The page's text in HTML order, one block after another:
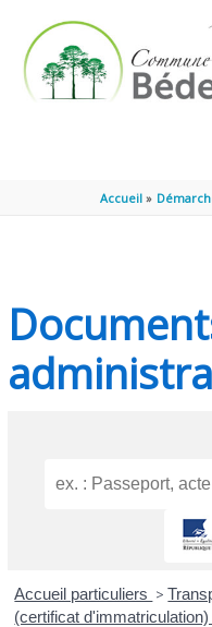
Accueil
Accueil particuliers >
(certificat d'immatriculation)